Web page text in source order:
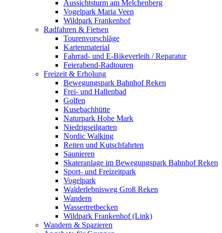
Aussichtsturm am Melchenberg
Vogelpark Maria Veen
Wildpark Frankenhof
Radfahren & Fietsen
Tourenvorschläge
Kartenmaterial
Fahrrad- und E-Bikeverleih / Reparatur
Feierabend-Radtouren
Freizeit & Erholung
Bewegungspark Bahnhof Reken
Frei- und Hallenbad
Golfen
Kusebachhütte
Naturpark Hohe Mark
Niedrigseilgarten
Nordic Walking
Reiten und Kutschfahrten
Saunieren
Skateranlage im Bewegungspark Bahnhof Reken
Sport- und Freizeitpark
Vogelpark
Walderlebnisweg Groß Reken
Wandern
Wassertretbecken
Wildpark Frankenhof (Link)
Wandern & Spazieren